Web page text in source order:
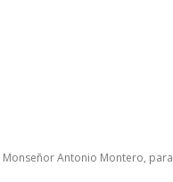
Monseñor Antonio Montero, para